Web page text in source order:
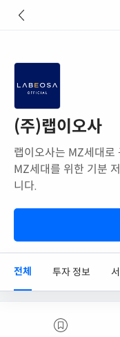
(주)랩이오사
랩이오사는 MZ세대로
MZ세대를 위한 기분
니다.
전체 투자 정보